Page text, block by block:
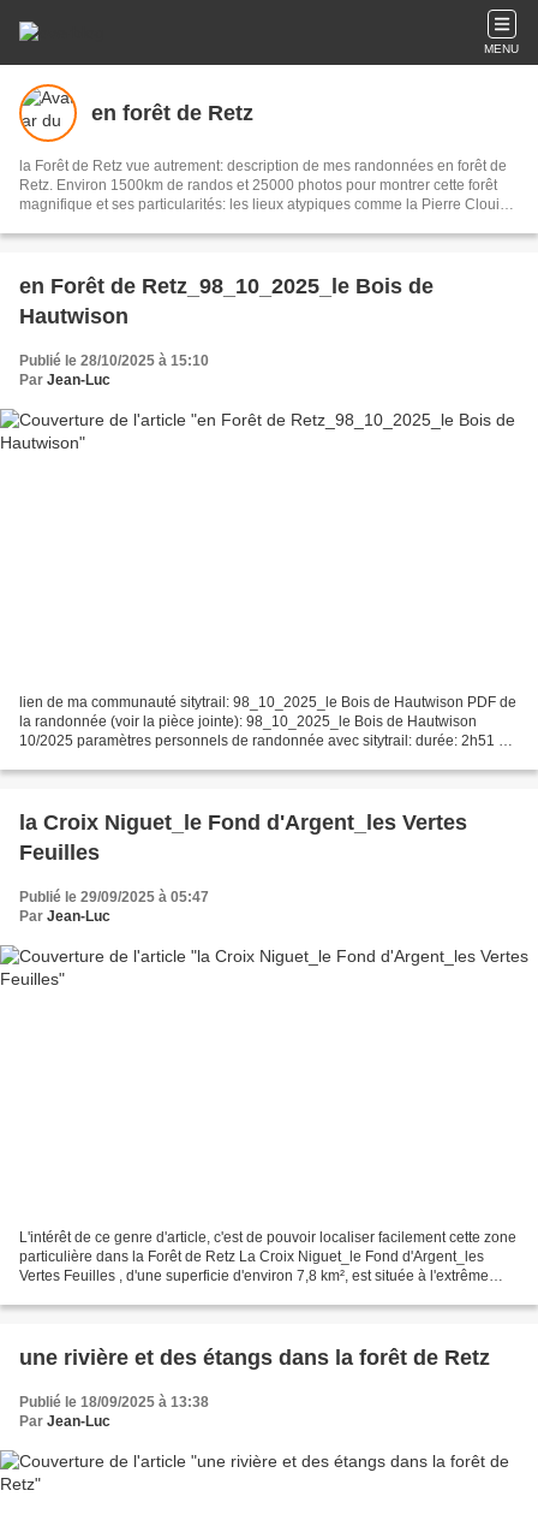
MENU
en forêt de Retz
la Forêt de Retz vue autrement: description de mes randonnées en forêt de
Retz. Environ 1500km de randos et 25000 photos pour montrer cette forêt
magnifique et ses particularités: les lieux atypiques comme la Pierre Clouise,
360 carrefours nommés, plus de 100 routes forestières, les étangs, des
en Forêt de Retz_98_10_2025_le Bois de
Hautwison
Publié le 28/10/2025 à 15:10
Par Jean-Luc
lien de ma communauté sitytrail: 98_10_2025_le Bois de Hautwison PDF de
la randonnée (voir la pièce jointe): 98_10_2025_le Bois de Hautwison
10/2025 paramètres personnels de randonnée avec sitytrail: durée: 2h51 mn
la Croix Niguet_le Fond d'Argent_les Vertes
Feuilles
Publié le 29/09/2025 à 05:47
Par Jean-Luc
L'intérêt de ce genre d'article, c'est de pouvoir localiser facilement cette zone
particulière dans la Forêt de Retz La Croix Niguet_le Fond d'Argent_les
Vertes Feuilles , d'une superficie d'environ 7,8 km², est située à l'extrême
une rivière et des étangs dans la forêt de Retz
Publié le 18/09/2025 à 13:38
Par Jean-Luc